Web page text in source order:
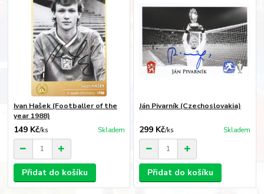
Ivan Hašek (Footballer of the
year 1988)
149 Kč/ks Skladem
Přidat do košíku
Ján Pivarník (Czechoslovakia)
299 Kč/ks Skladem
Přidat do košíku